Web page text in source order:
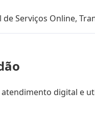
de Serviços Online,
atendimento digital e